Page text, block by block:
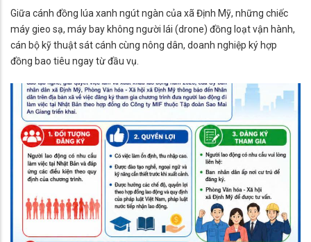
Giữa cánh đồng lúa xanh ngút ngàn của xã Định Mỹ, những chiếc
máy gieo sạ, máy bay không người lái (drone) đồng loạt vận hành,
cán bộ kỹ thuật sát cánh cùng nông dân, doanh nghiệp ký hợp
đồng bao tiêu ngay từ đầu vụ.